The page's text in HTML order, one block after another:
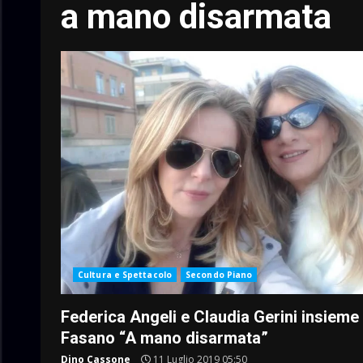
a mano disarmata
Cultura e Spettacolo Secondo Piano
Federica Angeli e Claudia Gerini insieme
Fasano “A mano disarmata”
Dino Cassone 11 Luglio 2019 05:50